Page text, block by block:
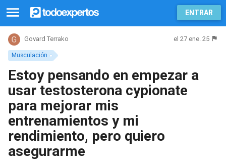
ENTRAR
Musculación
Govard Terrako el 27 ene. 25
Estoy pensando en empezar a
usar testosterona cypionate
para mejorar mis
entrenamientos y mi
rendimiento, pero quiero
asegurarme